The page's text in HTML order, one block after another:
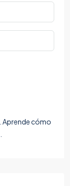
Aprende cómo